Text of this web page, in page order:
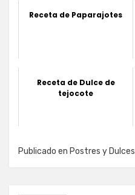
Receta de Paparajotes
Receta de Dulce de
tejocote
Publicado en Postres y Dulces